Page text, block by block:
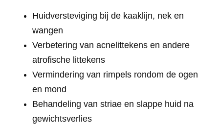
Huidversteviging bij de kaaklijn, nek en
wangen
Verbetering van acnelittekens en andere
atrofische littekens
Vermindering van rimpels rondom de ogen
en mond
Behandeling van striae en slappe huid na
gewichtsverlies